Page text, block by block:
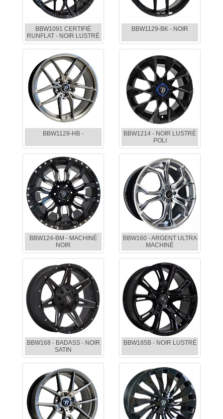
BBW1091 CERTIFIÉ
RUNFLAT - NOIR LUSTRÉ
BBW1129-BK - NOIR
BBW1129-HB -
BBW1214 - NOIR LUSTRÉ
POLI
BBW124-BM - MACHINÉ
NOIR
BBW160 - ARGENT ULTRA
MACHINÉ
BBW168 - BADASS - NOIR
SATIN
BBW185B - NOIR LUSTRÉ